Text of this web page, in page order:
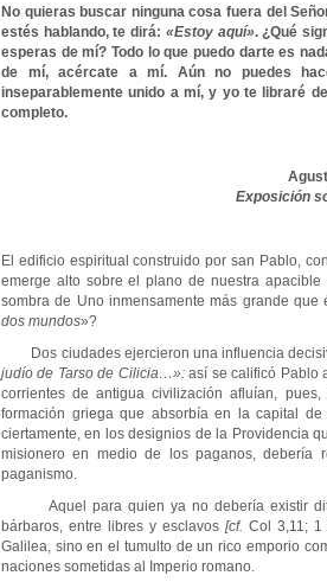
No quieras buscar ninguna cosa fuera del
estés hablando, te dirá: «Estoy aquí». ¿Qué
esperas de mí? Todo lo que puedo darte es
de mí, acércate a mí. Aún no puedes
inseparablemente unido a mí, y yo te libraré
completo.
Exposición
El edificio espiritual construido por san Pablo,
emerge alto sobre el plano de nuestra
sombra de Uno inmensamente más grande
dos mundos»?
Dos ciudades ejercieron una influencia
judío de Tarso de Cilicia…»:así se calificó Pablo
corrientes de antigua civilización afluían,
formación griega que absorbía en la capital
ciertamente, en los designios de la Providencia
misionero en medio de los paganos, debería
paganismo.
Aquel para quien ya no debería existir
bárbaros, entre libres y esclavos [cf. Col 3,11;
Galilea, sino en el tumulto de un rico emporio
naciones sometidas al Imperio romano.